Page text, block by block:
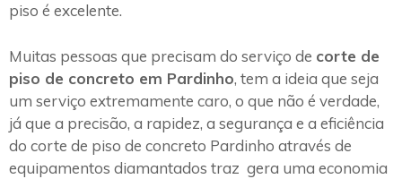
piso é excelente.
Muitas pessoas que precisam do serviço de corte de
piso de concreto em Pardinho, tem a ideia que seja
um serviço extremamente caro, o que não é verdade,
já que a precisão, a rapidez, a segurança e a eficiência
do corte de piso de concreto Pardinho através de
equipamentos diamantados traz gera uma economia